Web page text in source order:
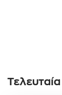
Τελευταία